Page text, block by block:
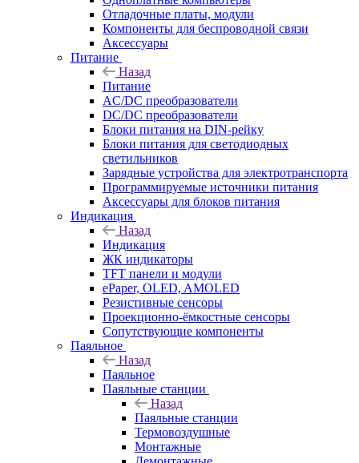
Отладочные платы, модули
Компоненты для беспроводной связи
Аксессуары
Питание
Назад
Питание
AC/DC преобразователи
DC/DC преобразователи
Блоки питания на DIN-рейку
Блоки питания для светодиодных
светильников
Зарядные устройства для электротранспорта
Программируемые источники питания
Аксессуары для блоков питания
Индикация
Назад
Индикация
ЖК индикаторы
TFT панели и модули
ePaper, OLED, AMOLED
Резистивные сенсоры
Проекционно-ёмкостные сенсоры
Сопутствующие компоненты
Паяльное
Назад
Паяльное
Паяльные станции
Назад
Паяльные станции
Термовоздушные
Монтажные